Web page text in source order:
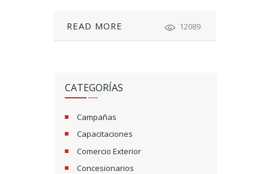
READ MORE 12089
CATEGORÍAS
Campañas
Capacitaciones
Comercio Exterior
Concesionarios